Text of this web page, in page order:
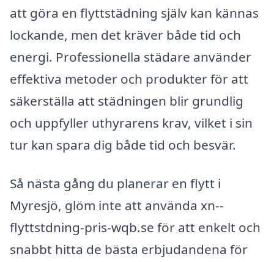
att göra en flyttstädning själv kan kännas
lockande, men det kräver både tid och
energi. Professionella städare använder
effektiva metoder och produkter för att
säkerställa att städningen blir grundlig
och uppfyller uthyrarens krav, vilket i sin
tur kan spara dig både tid och besvär.
Så nästa gång du planerar en flytt i
Myresjö, glöm inte att använda xn--
flyttstdning-pris-wqb.se för att enkelt och
snabbt hitta de bästa erbjudandena för